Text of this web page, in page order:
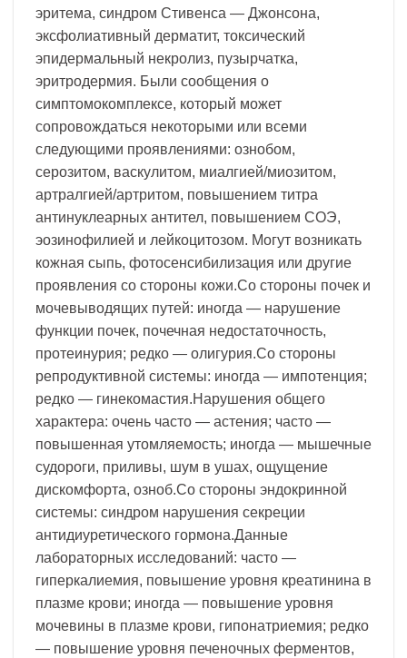
эритема, синдром Стивенса — Джонсона,
эксфолиативный дерматит, токсический
эпидермальный некролиз, пузырчатка,
эритродермия. Были сообщения о
симптомокомплексе, который может
сопровождаться некоторыми или всеми
следующими проявлениями: ознобом,
серозитом, васкулитом, миалгией/миозитом,
артралгией/артритом, повышением титра
антинуклеарных антител, повышением СОЭ,
эозинофилией и лейкоцитозом. Могут возникать
кожная сыпь, фотосенсибилизация или другие
проявления со стороны кожи.Со стороны почек и
мочевыводящих путей: иногда — нарушение
функции почек, почечная недостаточность,
протеинурия; редко — олигурия.Со стороны
репродуктивной системы: иногда — импотенция;
редко — гинекомастия.Нарушения общего
характера: очень часто — астения; часто —
повышенная утомляемость; иногда — мышечные
судороги, приливы, шум в ушах, ощущение
дискомфорта, озноб.Со стороны эндокринной
системы: синдром нарушения секреции
антидиуретического гормона.Данные
лабораторных исследований: часто —
гиперкалиемия, повышение уровня креатинина в
плазме крови; иногда — повышение уровня
мочевины в плазме крови, гипонатриемия; редко
— повышение уровня печеночных ферментов,